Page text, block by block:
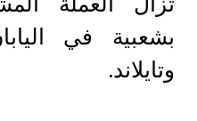
بشعبية في
وتايلاند.